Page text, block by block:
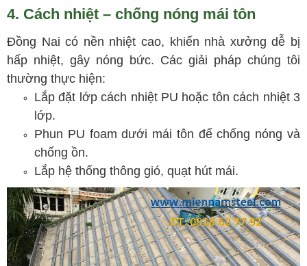
4. Cách nhiệt – chống nóng mái tôn
Đồng Nai có nền nhiệt cao, khiến nhà xưởng dễ bị
hấp nhiệt, gây nóng bức. Các giải pháp chúng tôi
thường thực hiện:
Lắp đặt lớp cách nhiệt PU hoặc tôn cách nhiệt 3
lớp.
Phun PU foam dưới mái tôn để chống nóng và
chống ồn.
Lắp hệ thống thông gió, quạt hút mái.